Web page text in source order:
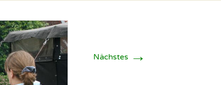
Hobby-
immer
und
Nächstes →